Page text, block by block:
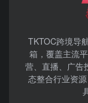
TKTOC跨境导
箱，覆盖主流
营、直播、广告
态整合行业资